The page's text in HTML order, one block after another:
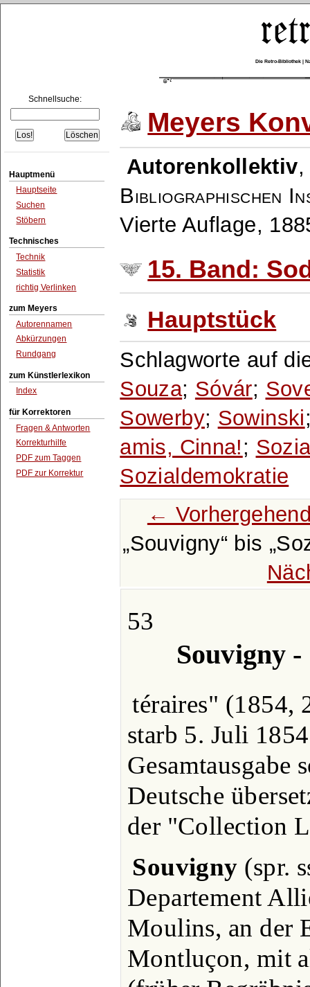
Die Retro-Bibliothek |
Schnellsuche:
Hauptmenü
Hauptseite
Suchen
Stöbern
Technisches
Technik
Statistik
richtig Verlinken
zum Meyers
Autorennamen
Abkürzungen
Rundgang
zum Künstlerlexikon
Index
für Korrektoren
Fragen & Antworten
Korrekturhilfe
PDF zum Taggen
PDF zur Korrektur
Meyers
Autorenkollektiv
Bibliographischen
Vierte Auflage,
15. Band:
Hauptstück
Schlagworte auf
Souza; Sóvár;
Sowerby; Sowinski
amis, Cinna!;
Sozialdemokratie
←
Souvigny
bis
53
Souvigny
téraires" (1854,
starb 5. Juli
Gesamtausgabe
Deutsche
der "Collection
Souvigny (spr.
Departement
Moulins, an der
Montluçon, mit